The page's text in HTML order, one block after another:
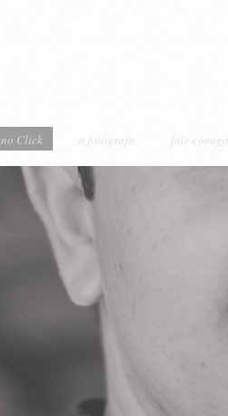
no Click o fotógrafo fale comigo